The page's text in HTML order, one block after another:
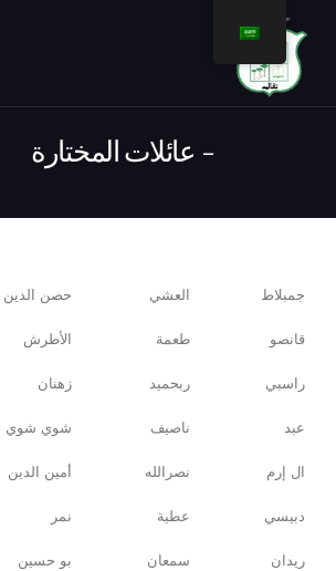
عائلات المختارة
جمبلاط العشي حصن الدين
قانصو طعمة الأطرش
راسبي ربحميد زهنان
عبد ناصيف شوي شوي
ال إرم نصرالله أمين الدين
دبيسي عطية نمر
ريدان سمعان بو حسين